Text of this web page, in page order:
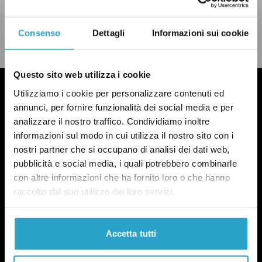
Consenso Dettagli Informazioni sui cookie
Questo sito web utilizza i cookie
Utilizziamo i cookie per personalizzare contenuti ed
annunci, per fornire funzionalità dei social media e per
analizzare il nostro traffico. Condividiamo inoltre
informazioni sul modo in cui utilizza il nostro sito con i
nostri partner che si occupano di analisi dei dati web,
pubblicità e social media, i quali potrebbero combinarle
con altre informazioni che ha fornito loro o che hanno
raccolto dal suo utilizzo dei loro servizi.
Accetta tutti
facebook
twitterwhatsapp
emailbluesky